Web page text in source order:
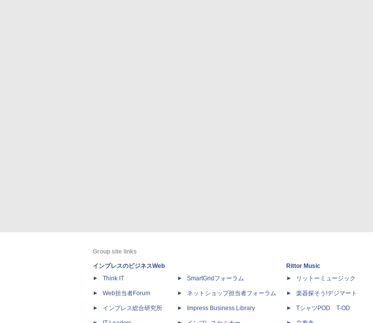
Group site links
インプレスのビジネスWeb
Think IT
Web担当者Forum
インプレス総合研究所
SmartGridフォーラム
ネットショップ担当者フォーラム
Impress Business Library
Rittor Music
リットーミュージック
楽器探そう!デジマート
TシャツPOD T-OD